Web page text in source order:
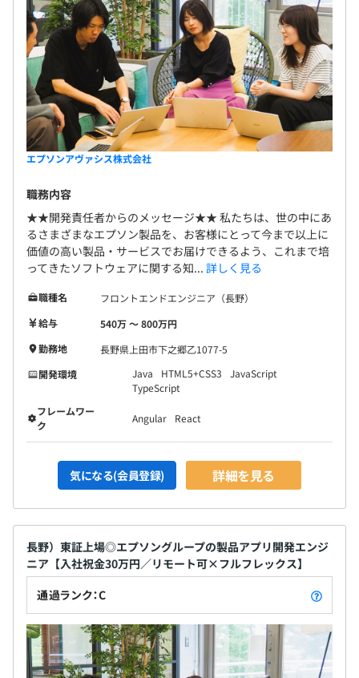
エプソンアヴァシス株式会社
職務内容
★★開発責任者からのメッセージ★★ 私たちは、世の中にあ
るさまざまなエプソン製品を、お客様にとって今まで以上に
価値の高い製品・サービスでお届けできるよう、これまで培
ってきたソフトウェアに関する知... 詳しく見る
職種名
フロントエンドエンジニア（長野）
給与
540万 〜 800万円
勤務地
長野県上田市下之郷乙1077-5
開発環境
Java HTML5+CSS3
JavaScript
TypeScript
フレームワー
ク
Angular React
気になる(会員登録) 詳細を見る
長野）東証上場◎エプソングループの製品アプリ開発エンジ
ニア【入社祝金30万円／リモート可×フルフレックス】
通過ランク：C